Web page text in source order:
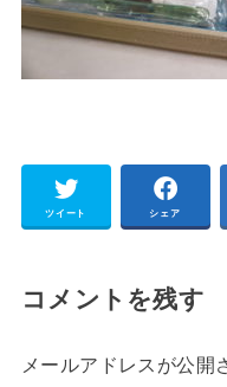
ツイート シェア
コメントを残す
メールアドレスが公開